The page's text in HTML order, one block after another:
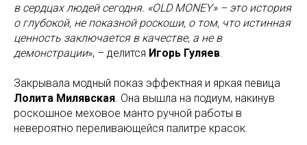
в сердцах людей сегодня. «OLD MONEY» – это история
о глубокой, не показной роскоши, о том, что истинная
ценность заключается в качестве, а не в
демонстрации», – делится Игорь Гуляев.
Закрывала модный показ эффектная и яркая певица
Лолита Милявская. Она вышла на подиум, накинув
роскошное меховое манто ручной работы в
невероятно переливающейся палитре красок.